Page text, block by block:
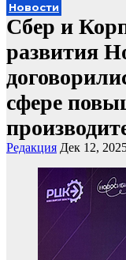
Новости
Сбер и
развития
сфере
Редакция Дек 12,